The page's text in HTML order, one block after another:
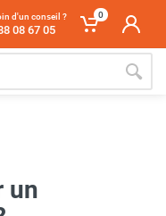
d'un conseil ?
08 67 05
0
un